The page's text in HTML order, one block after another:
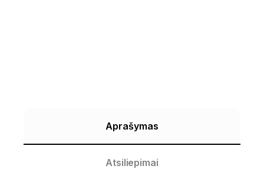
Aprašymas
Atsiliepimai